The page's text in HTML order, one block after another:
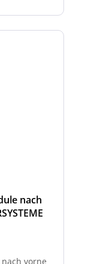
nach
vorne